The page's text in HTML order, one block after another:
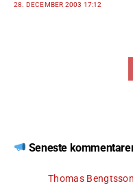
28. DECEMBER 2003 17:12
Seneste
Thomas Bengtsson